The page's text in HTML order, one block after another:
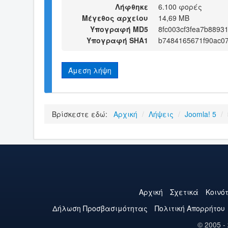
Λήφθηκε
6.100 φορές
Μέγεθος αρχείου
14,69 MB
Υπογραφή MD5
Υπογραφή SHA1
Άμεση λήψη
Βρίσκεστε εδώ: Αρχική / Λήψεις / Joomla! 5 /
Αρχική Σχετικά
Δήλωση Προσβασιμότητας
Πολιτική Aπορρήτου
© 2005 -